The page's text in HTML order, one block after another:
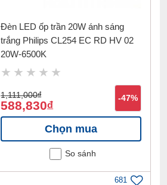
Đèn LED ốp trần 20W ánh sáng
trắng Philips CL254 EC RD HV 02
20W-6500K
1,111,000đ
588,830đ
-47%
Chọn mua
So sánh
681